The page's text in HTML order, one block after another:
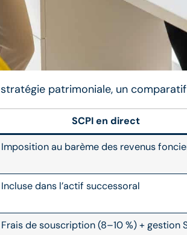
patrimoniale, un
SCPI en direct
Imposition au barème des revenus
Incluse dans l’actif successoral
Frais de souscription (8–10 %) + gestion